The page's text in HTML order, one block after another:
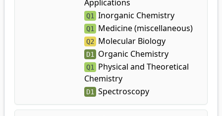
Applications
Q1 Inorganic Chemistry
Q1 Medicine (miscellaneous)
Q2 Molecular Biology
D1 Organic Chemistry
Q1
Physical and Theoretical
Chemistry
D1 Spectroscopy